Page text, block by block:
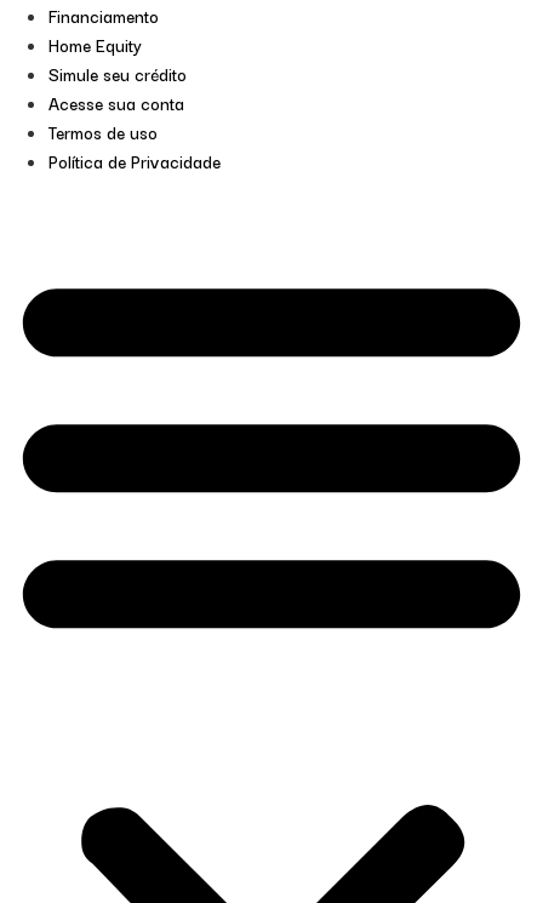
Financiamento
Home Equity
Simule seu crédito
Acesse sua conta
Termos de uso
Política de Privacidade